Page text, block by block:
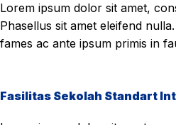
Lorem ipsum dolor sit amet,
Phasellus sit amet eleifend
fames ac ante ipsum primis in
Fasilitas Sekolah Standart